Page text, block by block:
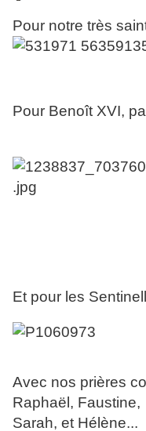
Pour notre très
Pour Benoît XVI,
Et pour les
Avec nos prières
Raphaël, Faustine,
Sarah, et Hélène...